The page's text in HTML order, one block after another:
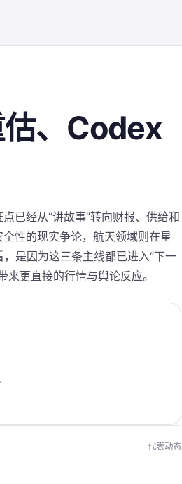
、Codex
已经从“讲故事”转向财报、供给和
性的现实争论，航天领域则在星
是因为这三条主线都已进入“下一
更直接的行情与舆论反应。
代表动态